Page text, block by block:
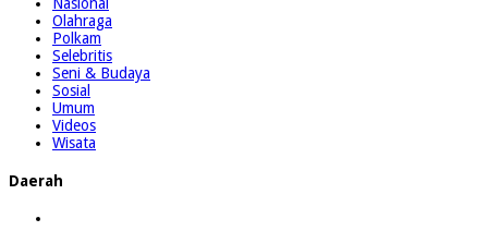
Nasional
Olahraga
Polkam
Selebritis
Seni & Budaya
Sosial
Umum
Videos
Wisata
Daerah